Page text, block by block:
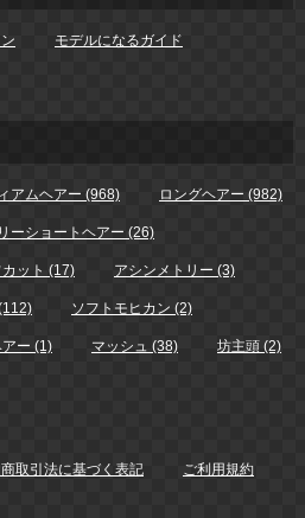
モデルになるガイド
アムヘアー (968) ロングヘアー (982)
ーショートヘアー (26)
カット (17) アシンメトリー (3)
ソフトモヒカン (2)
アー (1) マッシュ (38) 坊主頭 (2)
取引法に基づく表記 ご利用規約